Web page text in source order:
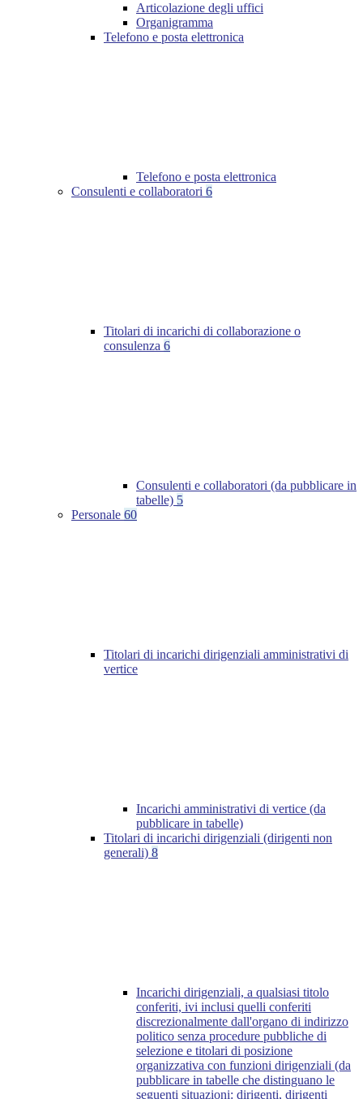
Articolazione degli uffici
Organigramma
Telefono e posta elettronica
Telefono e posta elettronica
Consulenti e collaboratori 6
Titolari di incarichi di collaborazione o
consulenza 6
Consulenti e collaboratori (da pubblicare in
tabelle) 5
Personale 60
Titolari di incarichi dirigenziali amministrativi di
vertice
Incarichi amministrativi di vertice (da
pubblicare in tabelle)
Titolari di incarichi dirigenziali (dirigenti non
generali) 8
Incarichi dirigenziali, a qualsiasi titolo
conferiti, ivi inclusi quelli conferiti
discrezionalmente dall'organo di indirizzo
politico senza procedure pubbliche di
selezione e titolari di posizione
organizzativa con funzioni dirigenziali (da
pubblicare in tabelle che distinguano le
seguenti situazioni: dirigenti, dirigenti